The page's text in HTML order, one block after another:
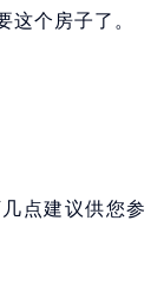
这个房子了。
点建议供您参